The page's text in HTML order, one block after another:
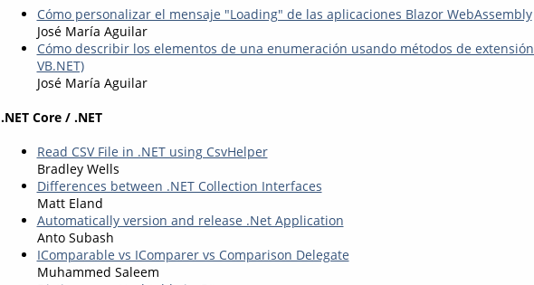
Cómo personalizar el mensaje "Loading" de las aplicaciones Blazor WebAssembly
José María Aguilar
Cómo describir los elementos de una enumeración usando métodos de
VB.NET)
José María Aguilar
.NET Core / .NET
Read CSV File in .NET using CsvHelper
Bradley Wells
Differences between .NET Collection Interfaces
Matt Eland
Automatically version and release .Net Application
Anto Subash
IComparable vs IComparer vs Comparison Delegate
Muhammed Saleem